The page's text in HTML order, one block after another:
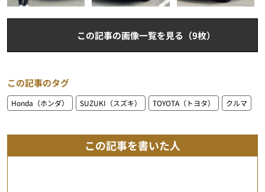
この記事の画像一覧を見る（9枚）
この記事のタグ
Honda（ホンダ） SUZUKI（スズキ） TOYOTA（トヨタ） クルマ
この記事を書いた人